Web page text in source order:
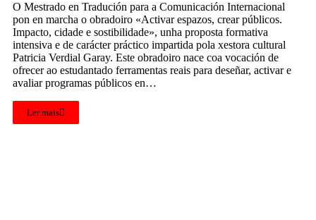
O Mestrado en Tradución para a Comunicación Internacional
pon en marcha o obradoiro «Activar espazos, crear públicos.
Impacto, cidade e sostibilidade», unha proposta formativa
intensiva e de carácter práctico impartida pola xestora cultural
Patricia Verdial Garay. Este obradoiro nace coa vocación de
ofrecer ao estudantado ferramentas reais para deseñar, activar e
avaliar programas públicos en…
Ler mais